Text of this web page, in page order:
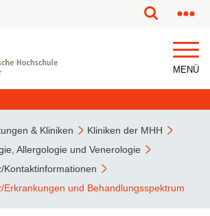
MENÜ
& Kliniken
Kliniken der MHH
Allergologie und Venerologie
Kontaktinformationen
Erkrankungen und Behandlungsspektrum